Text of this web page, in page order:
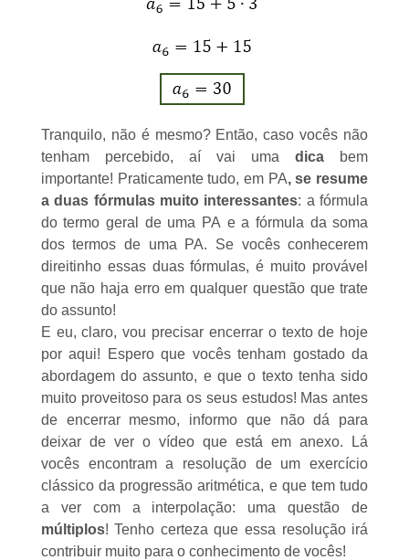
Tranquilo, não é mesmo? Então, caso vocês não
tenham percebido, aí vai umadica bem
importante! Praticamente tudo, em PA, se resume
a duas fórmulas muito interessantes: a fórmula
dotermo geral de uma PA e a fórmula dasoma
dos termos de uma PA. Se vocês conhecerem
direitinho essas duas fórmulas, é muito provável
que não haja erro em qualquer questão que trate
do assunto!
E eu, claro, vou precisar encerrar o texto de hoje
por aqui! Espero que vocês tenham gostado da
abordagem do assunto, e que o texto tenha sido
muito proveitoso para os seus estudos! Mas antes
de encerrar mesmo, informo que não dá para
deixar de ver o vídeo que está em anexo. Lá
vocês encontram a resolução de um exercício
clássico da progressão aritmética, e que tem tudo
a ver com a interpolação: uma questão de
múltiplos! Tenho certeza que essa resolução irá
contribuir muito para o conhecimento de vocês!